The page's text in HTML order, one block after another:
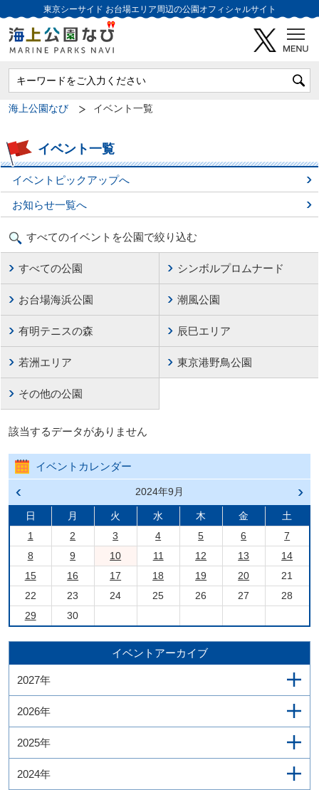
東京シーサイド お台場エリア周辺の公園オフィシャルサイト
海上公園なび イベント一覧
イベント一覧
イベントピックアップへ
お知らせ一覧へ
すべてのイベントを公園で絞り込む
すべての公園 シンボルプロムナード
お台場海浜公園 潮風公園
有明テニスの森 辰巳エリア
若洲エリア 東京港野鳥公園
その他の公園
該当するデータがありません
イベントカレンダー
前の
戻る
2024年9月
次の
進む
日 月 火 水 木 金
土
1
2 3 4 5 6
7
8
9 10 11 12 13
14
15
16 17 18 19 20
21
22
23 24 25 26 27
28
29
30
イベントアーカイブ
2027年
2026年
2025年
2024年